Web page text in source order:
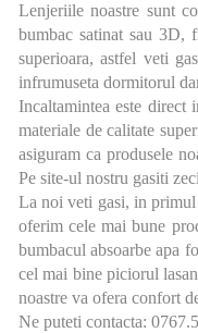
Lenjeriile noastre sunt
bumbac satinat sau 3D,
superioara, astfel veti
infrumuseta dormitorul
Incaltamintea este
materiale de calitate
asiguram ca produsele
Pe site-ul nostru gasiti
La noi veti gasi, in primul
oferim cele mai bune
bumbacul absoarbe apa
cel mai bine piciorul
noastre va ofera confort
Ne puteti contacta: